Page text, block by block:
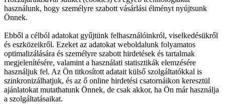
használunk, hogy személyre szabott vásárlási élményt nyújtsunk
Önnek.
Ebből a célból adatokat gyűjtünk felhasználóinkról, viselkedésükről
és eszközeikről. Ezeket az adatokat weboldalunk folyamatos
optimalizálására és személyre szabott hirdetések és tartalmak
megjelenítésére, valamint a használati statisztikák elemzésére
használjuk fel. Az Ön titkosított adatait külső szolgáltatókkal is
szinkronizálhatjuk, és az ő online hirdetési csatornáikon keresztül
ajánlatokat mutathatunk Önnek, de csak akkor, ha Ön már használja
a szolgáltatásaikat.